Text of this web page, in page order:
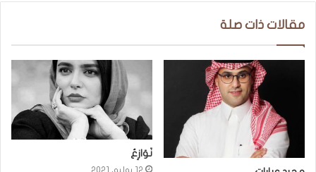
مقالات ذات صلة
نَوَازِعُ
12 يوليو، 2021